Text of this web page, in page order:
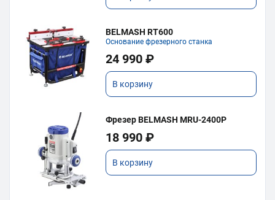
BELMASH RT600
Основание фрезерного станка
24 990 ₽
В корзину
Фрезер BELMASH MRU-2400P
18 990 ₽
В корзину